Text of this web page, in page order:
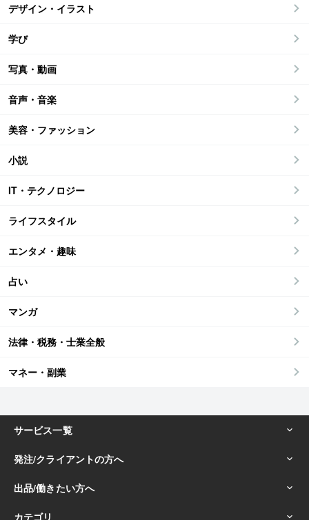
デザイン・イラスト
学び
写真・動画
音声・音楽
美容・ファッション
小説
IT・テクノロジー
ライフスタイル
エンタメ・趣味
占い
マンガ
法律・税務・士業全般
マネー・副業